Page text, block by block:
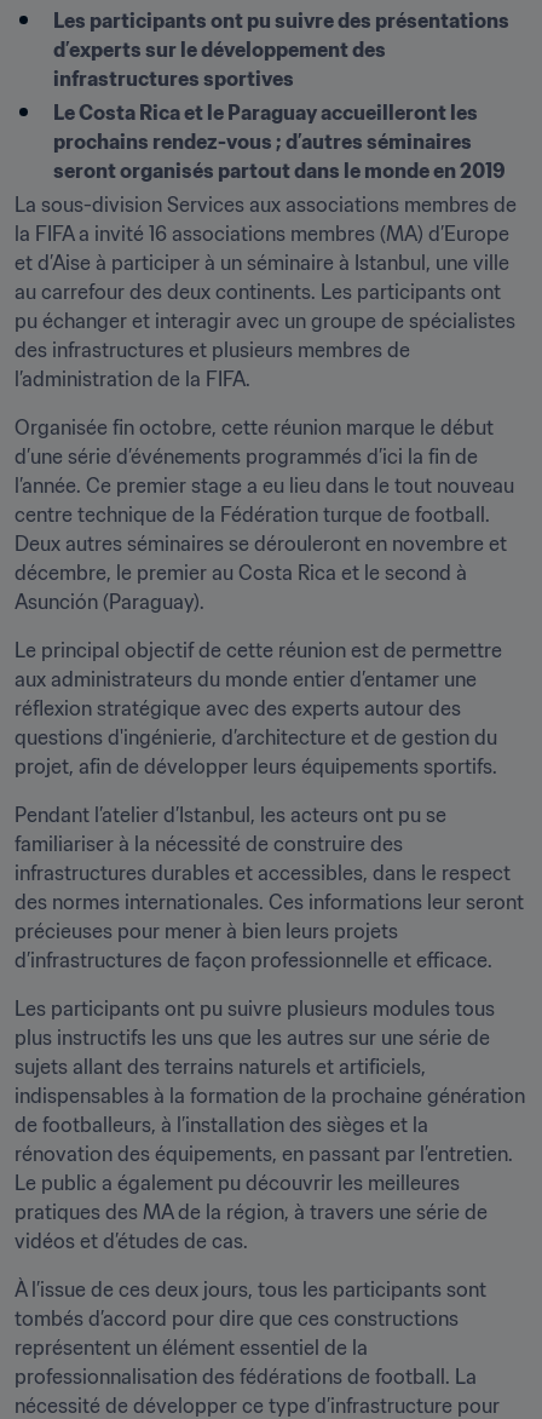
Les participants ont pu suivre des présentations
d’experts sur le développement des
infrastructures sportives
Le Costa Rica et le Paraguay accueilleront les
prochains rendez-vous ; d’autres séminaires
seront organisés partout dans le monde en 2019
La sous-division Services aux associations membres de
la FIFA a invité 16 associations membres (MA) d’Europe
et d’Aise à participer à un séminaire à Istanbul, une ville
au carrefour des deux continents. Les participants ont
pu échanger et interagir avec un groupe de spécialistes
des infrastructures et plusieurs membres de
l’administration de la FIFA.
Organisée fin octobre, cette réunion marque le début
d’une série d’événements programmés d’ici la fin de
l’année. Ce premier stage a eu lieu dans le tout nouveau
centre technique de la Fédération turque de football.
Deux autres séminaires se dérouleront en novembre et
décembre, le premier au Costa Rica et le second à
Asunción (Paraguay).
Le principal objectif de cette réunion est de permettre
aux administrateurs du monde entier d’entamer une
réflexion stratégique avec des experts autour des
questions d'ingénierie, d’architecture et de gestion du
projet, afin de développer leurs équipements sportifs.
Pendant l’atelier d’Istanbul, les acteurs ont pu se
familiariser à la nécessité de construire des
infrastructures durables et accessibles, dans le respect
des normes internationales. Ces informations leur seront
précieuses pour mener à bien leurs projets
d’infrastructures de façon professionnelle et efficace.
Les participants ont pu suivre plusieurs modules tous
plus instructifs les uns que les autres sur une série de
sujets allant des terrains naturels et artificiels,
indispensables à la formation de la prochaine génération
de footballeurs, à l’installation des sièges et la
rénovation des équipements, en passant par l’entretien.
Le public a également pu découvrir les meilleures
pratiques des MA de la région, à travers une série de
vidéos et d’études de cas.
À l’issue de ces deux jours, tous les participants sont
tombés d’accord pour dire que ces constructions
représentent un élément essentiel de la
professionnalisation des fédérations de football. La
nécessité de développer ce type d’infrastructure pour